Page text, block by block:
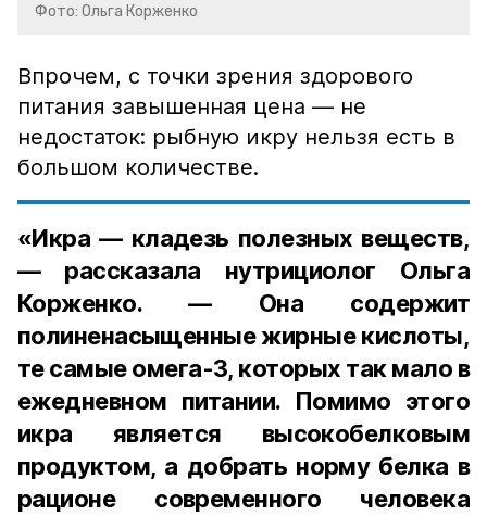
Фото: Ольга Корженко
Впрочем, с точки зрения здорового
питания завышенная цена — не
недостаток: рыбную икру нельзя есть в
большом количестве.
«Икра — кладезь полезных веществ,
— рассказала нутрициолог Ольга
Корженко. — Она содержит
полиненасыщенные жирные кислоты,
те самые омега-3, которых так мало в
ежедневном питании. Помимо этого
икра является высокобелковым
продуктом, а добрать норму белка в
рационе современного человека